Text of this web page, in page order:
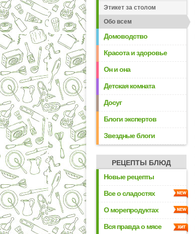
Этикет за столом
Обо всем
Домоводство
Красота и здоровье
Он и она
Детская комната
Досуг
Блоги экспертов
Звездные блоги
РЕЦЕПТЫ БЛЮД
Новые рецепты
Все о сладостях
О морепродуктах
Вся правда о мясе